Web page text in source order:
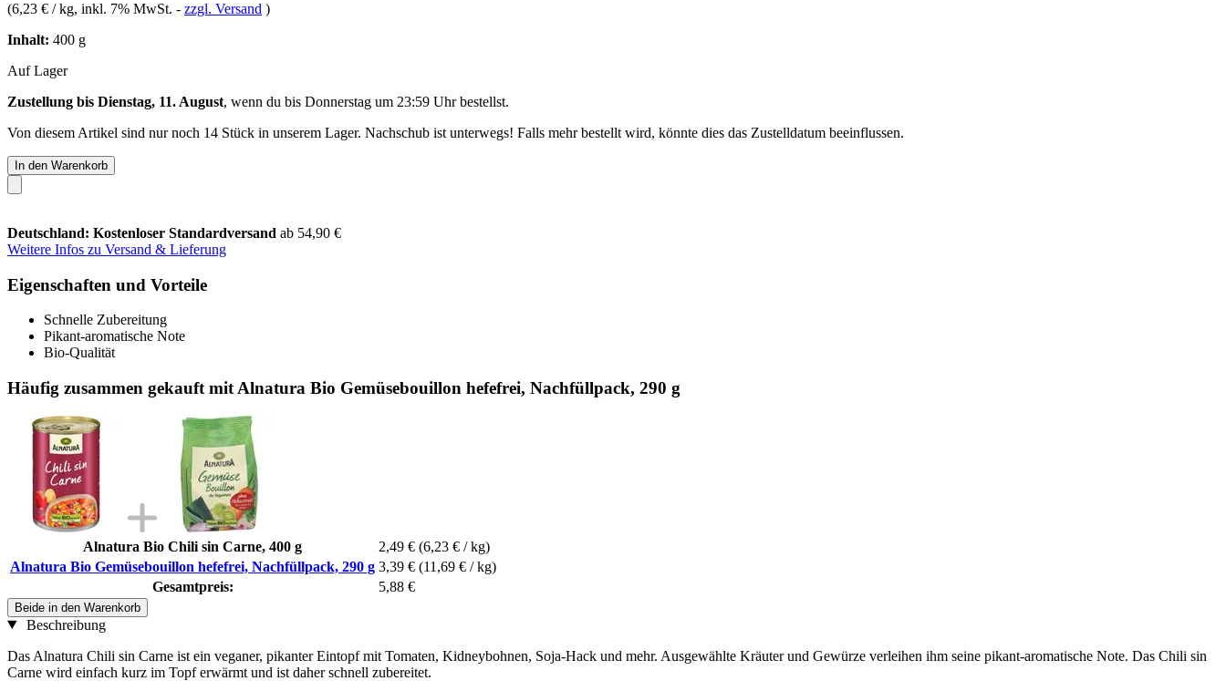
(6,23 € / kg, inkl. 7% MwSt. - zzgl. Versand )
Inhalt: 400 g
Auf Lager
Zustellung bis Dienstag, 11. August, wenn du bis Donnerstag um 23:59 Uhrbestellst.
Von diesem Artikel sind nur noch 14 Stück in unserem Lager. Nachschub ist unterwegs! Falls mehr bestellt wird, könnte dies das Zustelldatum beeinflussen.
In den Warenkorb
Deutschland: Kostenloser Standardversand ab 54,90 €
Weitere Infos zu Versand & Lieferung
Eigenschaften und Vorteile
Schnelle Zubereitung
Pikant-aromatische Note
Bio-Qualität
Häufig zusammen gekauft mit Alnatura Bio Gemüsebouillon hefefrei, Nachfüllpack, 290 g
Alnatura Bio Chili sin Carne, 400 g 2,49 € (6,23 € / kg)
Alnatura Bio Gemüsebouillon hefefrei, Nachfüllpack, 290 g 3,39 € (11,69 € / kg)
Gesamtpreis:
5,88 €
Beide in den Warenkorb
Beschreibung
Das Alnatura Chili sin Carne ist ein veganer, pikanter Eintopf mit Tomaten, Kidneybohnen, Soja-Hack und mehr. Ausgewählte Kräuter und Gewürze verleihen ihm seine pikant-aromatische Note. Das Chili sin
Carne wird einfach kurz im Topf erwärmt und ist daher schnell zubereitet.